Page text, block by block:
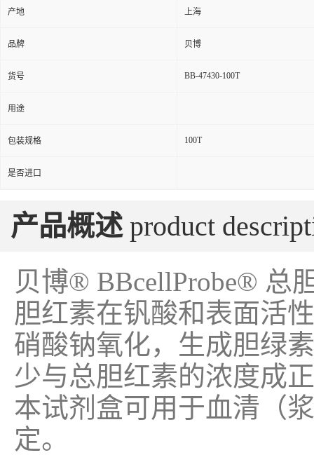
产地 上海
品牌 贝博
货号 BB-47430-100T
用途
包装规格 100T
是否进口
产品概述 product
贝博® BBcellProbe® 总
胆红素在钒酸和表面活
硝酸钠氧化，生成胆绿
少与总胆红素的浓度成
本试剂盒可用于血清（
定。